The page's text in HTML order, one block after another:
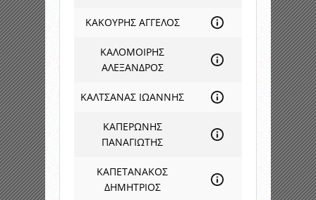
ΚΑΚΟΥΡΗΣ ΑΓΓΕΛΟΣ
ΚΑΛΟΜΟΙΡΗΣ
ΑΛΕΞΑΝΔΡΟΣ
ΚΑΛΤΣΑΝΑΣ ΙΩΑΝΝΗΣ
ΚΑΠΕΡΩΝΗΣ
ΠΑΝΑΓΙΩΤΗΣ
ΚΑΠΕΤΑΝΑΚΟΣ
ΔΗΜΗΤΡΙΟΣ